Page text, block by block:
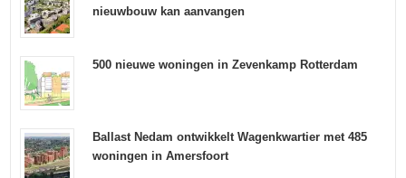
nieuwbouw kan aanvangen
500 nieuwe woningen in Zevenkamp Rotterdam
Ballast Nedam ontwikkelt Wagenkwartier met 485
woningen in Amersfoort